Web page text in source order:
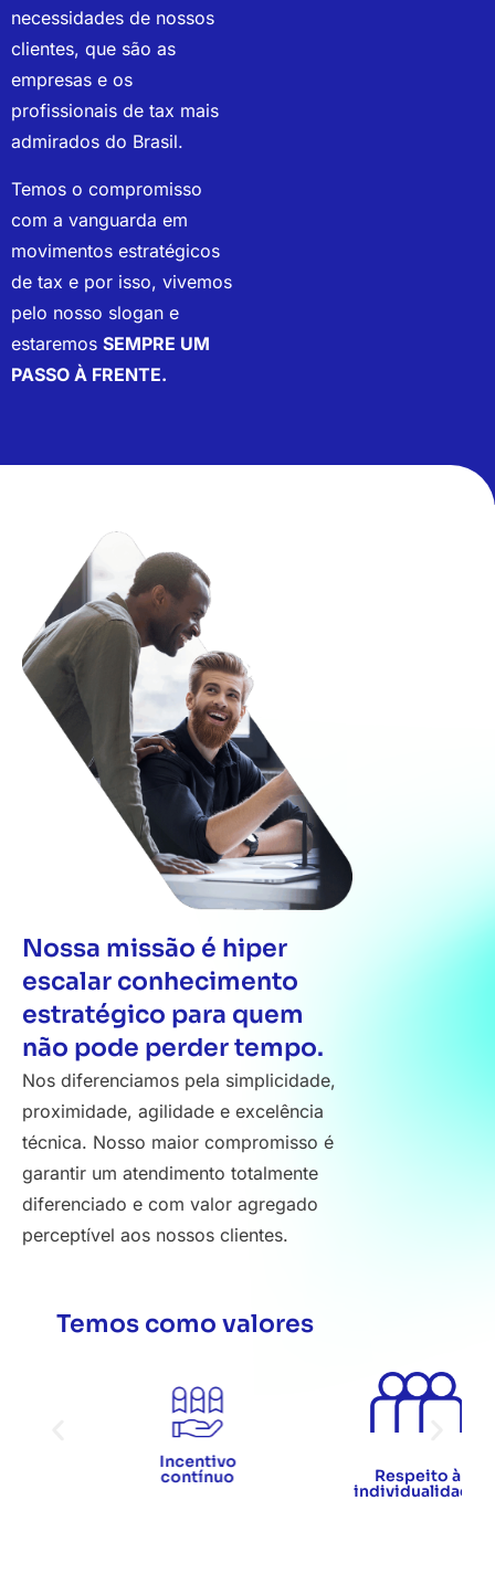
necessidades de nossos
clientes, que são as
empresas e os
profissionais de tax mais
admirados do Brasil.
Temos o compromisso
com a vanguarda em
movimentos estratégicos
de tax e por isso, vivemos
pelo nosso slogan e
estaremos SEMPRE UM
PASSO À FRENTE.
Nossa missão é hiper
escalar conhecimento
estratégico para quem
não pode perder tempo.
Nos diferenciamos pela simplicidade,
proximidade, agilidade e excelência
técnica. Nosso maior compromisso é
garantir um atendimento totalmente
diferenciado e com valor agregado
perceptível aos nossos clientes.
Temos como valores
Incentivo
contínuo Respeito à
individualidade